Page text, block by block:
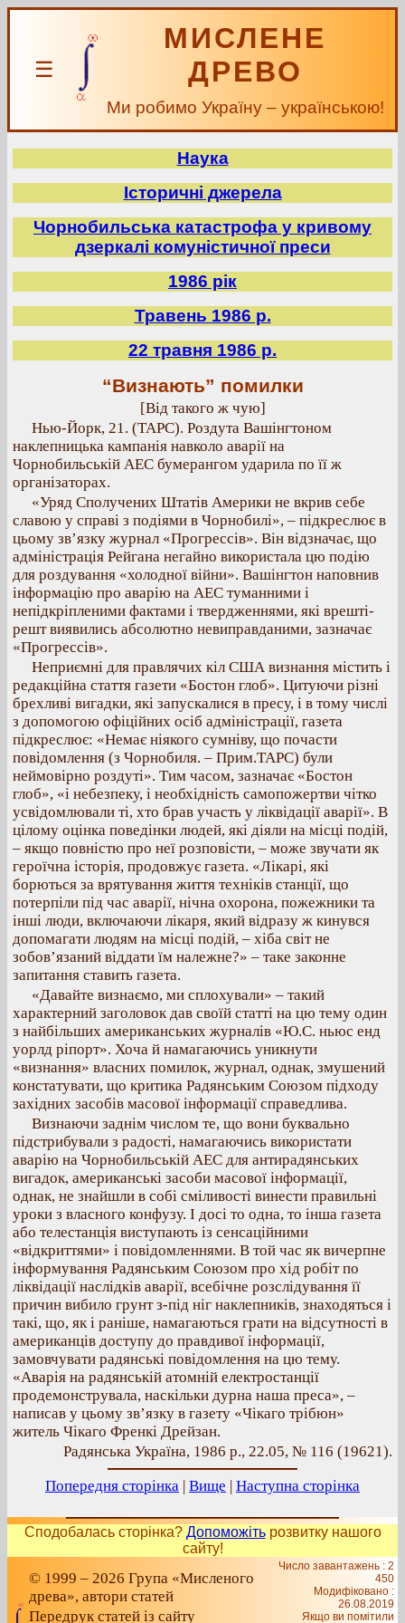
☰
МИСЛЕНЕ
ДРЕВО
Ми робимо Україну – українською!
Наука
Історичні джерела
Чорнобильська катастрофа у кривому
дзеркалі комуністичної преси
1986 рік
Травень 1986 р.
22 травня 1986 р.
“Визнають” помилки
[Від такого ж чую]
Нью-Йорк, 21. (ТАРС). Роздута Вашінгтоном
наклепницька кампанія навколо аварії на
Чорнобильській АЕС бумерангом ударила по її ж
організаторах.
«Уряд Сполучених Штатів Америки не вкрив себе
славою у справі з подіями в Чорнобилі», – підкреслює в
цьому зв’язку журнал «Прогрессів». Він відзначає, що
адміністрація Рейгана негайно використала цю подію
для роздування «холодної війни». Вашінгтон наповнив
інформацію про аварію на АЕС туманними і
непідкріпленими фактами і твердженнями, які врешті-
решт виявились абсолютно невиправданими, зазначає
«Прогрессів».
Неприємні для правлячих кіл США визнання містить і
редакційна стаття газети «Бостон глоб». Цитуючи різні
брехливі вигадки, які запускалися в пресу, і в тому числі
з допомогою офіційних осіб адміністрації, газета
підкреслює: «Немає ніякого сумніву, що почасти
повідомлення (з Чорнобиля. – Прим.ТАРС) були
неймовірно роздуті». Тим часом, зазначає «Бостон
глоб», «і небезпеку, і необхідність самопожертви чітко
усвідомлювали ті, хто брав участь у ліквідації аварії». В
цілому оцінка поведінки людей, які діяли на місці подій,
– якщо повністю про неї розповісти, – може звучати як
героїчна історія, продовжує газета. «Лікарі, які
борються за врятування життя техніків станції, що
потерпіли під час аварії, нічна охорона, пожежники та
інші люди, включаючи лікаря, який відразу ж кинувся
допомагати людям на місці подій, – хіба світ не
зобов’язаний віддати їм належне?» – таке законне
запитання ставить газета.
«Давайте визнаємо, ми сплохували» – такий
характерний заголовок дав своїй статті на цю тему один
з найбільших американських журналів «Ю.С. ньюс енд
уорлд ріпорт». Хоча й намагаючись уникнути
«визнання» власних помилок, журнал, однак, змушений
констатувати, що критика Радянським Союзом підходу
західних засобів масової інформації справедлива.
Визнаючи заднім числом те, що вони буквально
підстрибували з радості, намагаючись використати
аварію на Чорнобильській АЕС для антирадянських
вигадок, американські засоби масової інформації,
однак, не знайшли в собі сміливості винести правильні
уроки з власного конфузу. І досі то одна, то інша газета
або телестанція виступають із сенсаційними
«відкриттями» і повідомленнями. В той час як вичерпне
інформування Радянським Союзом про хід робіт по
ліквідації наслідків аварії, всебічне розслідування її
причин вибило грунт з-під ніг наклепників, знаходяться і
такі, що, як і раніше, намагаються грати на відсутності в
американців доступу до правдивої інформації,
замовчувати радянські повідомлення на цю тему.
«Аварія на радянській атомній електростанції
продемонструвала, наскільки дурна наша преса», –
написав у цьому зв’язку в газету «Чікаго трібюн»
житель Чікаго Френкі Дрейзан.
Радянська Україна, 1986 р., 22.05, № 116 (19621).
Попередня сторінка | Вище | Наступна сторінка
Сподобалась сторінка? Допоможітьрозвитку нашого
сайту!
© 1999 – 2026 Група «Мисленого
древа», автори статей
Передрук статей із сайту
Число завантажень : 2
450
Модифіковано :
26.08.2019
Якщо ви помітили